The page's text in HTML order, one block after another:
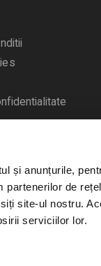
și anunțurile,
de
site-ul nostru.
serviciilor lor.